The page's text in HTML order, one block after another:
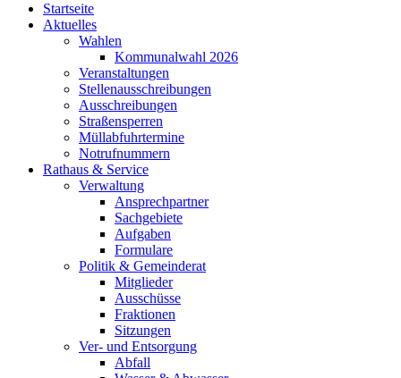
Startseite
Aktuelles
Wahlen
Kommunalwahl 2026
Veranstaltungen
Stellenausschreibungen
Ausschreibungen
Straßensperren
Müllabfuhrtermine
Notrufnummern
Rathaus & Service
Verwaltung
Ansprechpartner
Sachgebiete
Aufgaben
Formulare
Politik & Gemeinderat
Mitglieder
Ausschüsse
Fraktionen
Sitzungen
Ver- und Entsorgung
Abfall